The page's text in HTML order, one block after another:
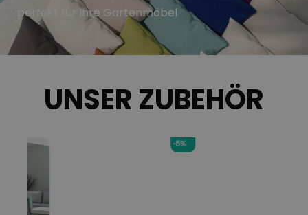
perfekt für Ihre Gartenmöbel
UNSER ZUBEHÖR